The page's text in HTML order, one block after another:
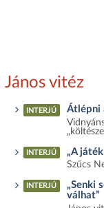
János vitéz
INTERJÚ Átlépni
INTERJÚ „A
Szűcs
INTERJÚ
„Senki
válhat”